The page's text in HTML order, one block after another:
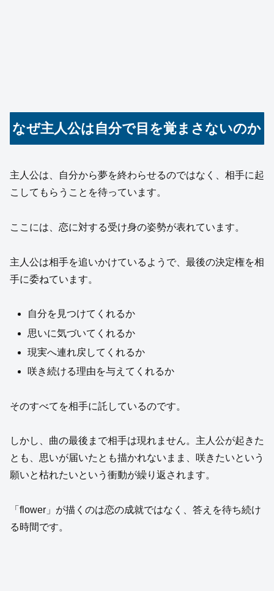
なぜ主人公は自分で目を覚まさないのか
主人公は、自分から夢を終わらせるのではなく、相手に起
こしてもらうことを待っています。
ここには、恋に対する受け身の姿勢が表れています。
主人公は相手を追いかけているようで、最後の決定権を相
手に委ねています。
自分を見つけてくれるか
思いに気づいてくれるか
現実へ連れ戻してくれるか
咲き続ける理由を与えてくれるか
そのすべてを相手に託しているのです。
しかし、曲の最後まで相手は現れません。主人公が起きた
とも、思いが届いたとも描かれないまま、咲きたいという
願いと枯れたいという衝動が繰り返されます。
「flower」が描くのは恋の成就ではなく、答えを待ち続け
る時間です。